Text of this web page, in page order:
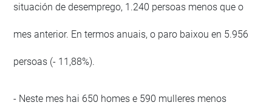
situación de desemprego, 1.240 persoas menos que o
mes anterior. En termos anuais, o paro baixou en 5.956
persoas (- 11,88%).
- Neste mes hai 650 homes e 590 mulleres menos